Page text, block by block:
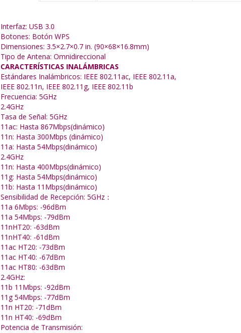
Interfaz: USB 3.0
Botones: Botón WPS
Dimensiones: 3.5×2.7×0.7 in. (90×68×16.8mm)
Tipo de Antena: Omnidireccional
CARACTERÍSTICAS INALÁMBRICAS
Estándares Inalámbricos: IEEE 802.11ac, IEEE 802.11a,
IEEE 802.11n, IEEE 802.11g, IEEE 802.11b
Frecuencia: 5GHz
2.4GHz
Tasa de Señal: 5GHz
11ac: Hasta 867Mbps(dinámico)
11n: Hasta 300Mbps (dinámico)
11a: Hasta 54Mbps(dinámico)
2.4GHz
11n: Hasta 400Mbps(dinámico)
11g: Hasta 54Mbps(dinámico)
11b: Hasta 11Mbps(dinámico)
Sensibilidad de Recepción: 5GHz：
11a 6Mbps: -96dBm
11a 54Mbps: -79dBm
11nHT20: -63dBm
11nHT40: -61dBm
11ac HT20: -73dBm
11ac HT40: -67dBm
11ac HT80: -63dBm
2.4GHz:
11b 11Mbps: -92dBm
11g 54Mbps: -77dBm
11n HT20: -71dBm
11n HT40: -69dBm
Potencia de Transmisión: